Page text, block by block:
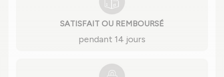
SATISFAIT OU REMBOURSÉ
pendant 14 jours